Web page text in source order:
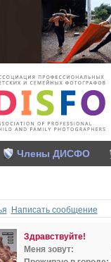
Члены ДИСФО
Написать сообщение
Здравствуйте!
Меня зовут: